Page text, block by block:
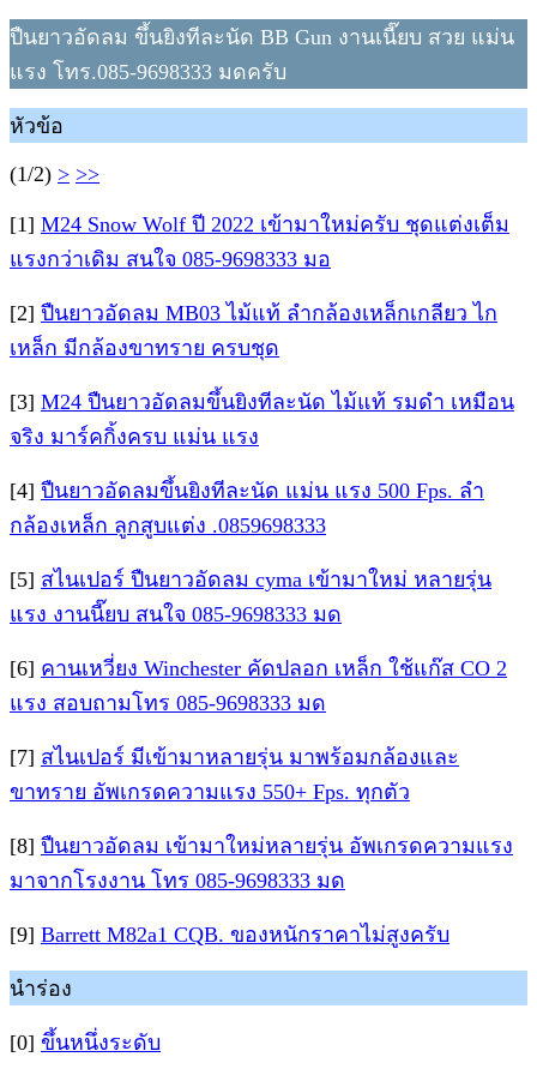
ปืนยาวอัดลม ขึ้นยิงทีละนัด BB Gun งานเนี๊ยบ สวย แม่น
แรง โทร.085-9698333 มดครับ
หัวข้อ
(1/2) > >>
[1] M24 Snow Wolf ปี 2022 เข้ามาใหม่ครับ ชุดแต่งเต็ม
แรงกว่าเดิม สนใจ 085-9698333 มอ
[2] ปืนยาวอัดลม MB03 ไม้แท้ ลำกล้องเหล็กเกลียว ไก
เหล็ก มีกล้องขาทราย ครบชุด
[3] M24 ปืนยาวอัดลมขึ้นยิงทีละนัด ไม้แท้ รมดำ เหมือน
จริง มาร์คกิ้งครบ แม่น แรง
[4] ปืนยาวอัดลมขึ้นยิงทีละนัด แม่น แรง 500 Fps. ลำ
กล้องเหล็ก ลูกสูบแต่ง .0859698333
[5] สไนเปอร์ ปืนยาวอัดลม cyma เข้ามาใหม่ หลายรุ่น
แรง งานนี๊ยบ สนใจ 085-9698333 มด
[6] คานเหวี่ยง Winchester คัดปลอก เหล็ก ใช้แก๊ส CO 2
แรง สอบถามโทร 085-9698333 มด
[7] สไนเปอร์ มีเข้ามาหลายรุ่น มาพร้อมกล้องและ
ขาทราย อัพเกรดความแรง 550+ Fps. ทุกตัว
[8] ปืนยาวอัดลม เข้ามาใหม่หลายรุ่น อัพเกรดความแรง
มาจากโรงงาน โทร 085-9698333 มด
[9] Barrett M82a1 CQB. ของหนักราคาไม่สูงครับ
นำร่อง
[0] ขึ้นหนึ่งระดับ